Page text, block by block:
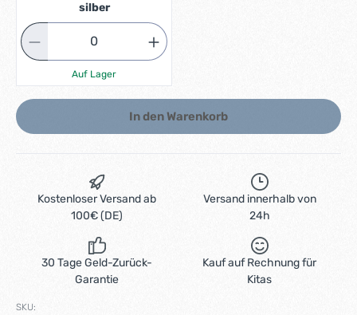
silber
Auf Lager
In den Warenkorb
Kostenloser Versand ab
100€ (DE)
Versand innerhalb von
24h
30 Tage Geld-Zurück-
Garantie
Kauf auf Rechnung für
Kitas
SKU: